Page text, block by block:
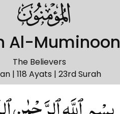
023
Al-Muminoon
The Believers
| 118 Ayats | 23rd Surah